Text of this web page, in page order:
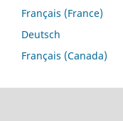
Français (France)
Deutsch
Français (Canada)